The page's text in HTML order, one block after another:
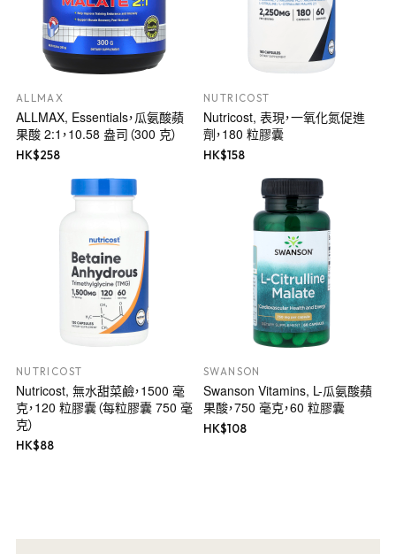
ALLMAX
ALLMAX, Essentials，瓜氨酸蘋
果酸 2:1，10.58 盎司（300 克）
HK$258
NUTRICOST
Nutricost, 表現，一氧化氮促進
劑，180 粒膠囊
HK$158
NUTRICOST
Nutricost, 無水甜菜鹼，1500 毫
克，120 粒膠囊（每粒膠囊 750 毫
克）
HK$88
SWANSON
Swanson Vitamins, L-瓜氨酸蘋
果酸，750 毫克，60 粒膠囊
HK$108